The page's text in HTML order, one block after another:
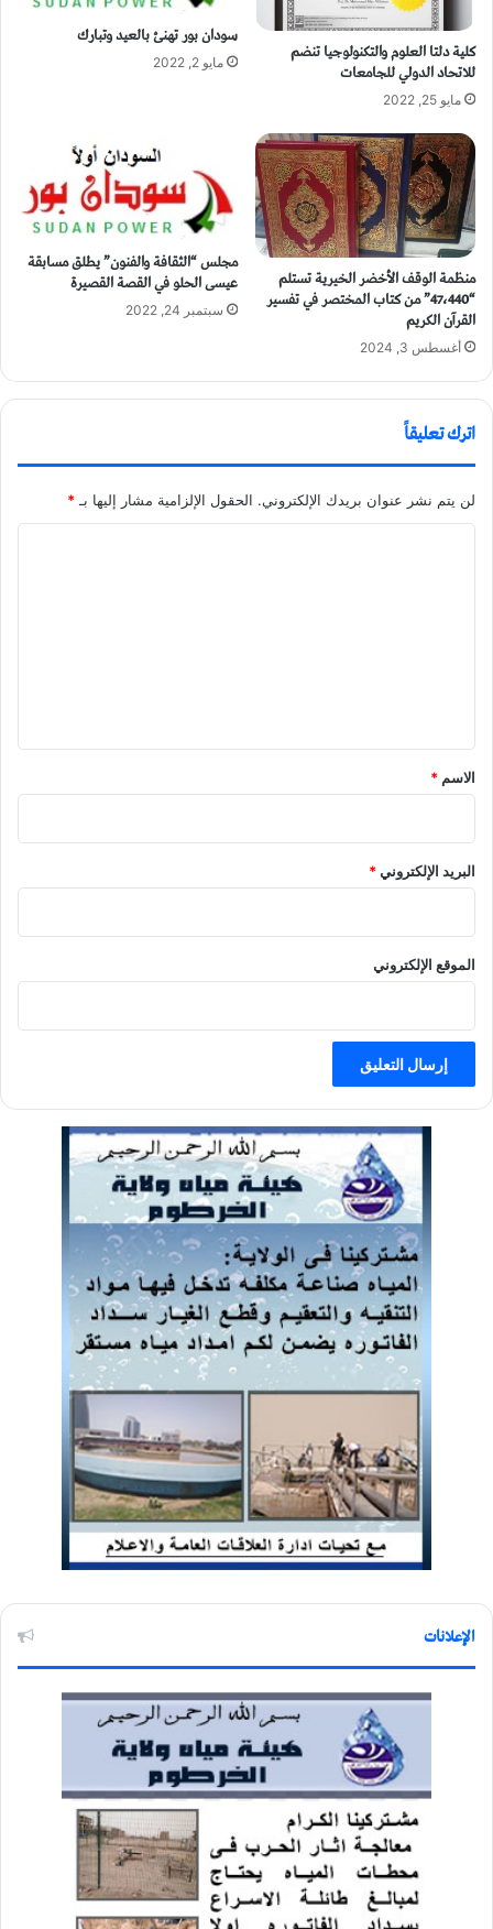
كلية دلتا العلوم والتكنولوجيا تنضم
للاتحاد الدولي للجامعات
مايو 25, 2022
سودان بور تهنئ بالعيد وتبارك
مايو 2, 2022
منظمة الوقف الأخضر الخيرية تستلم
“47،440” من كتاب المختصر في تفسير
القرآن الكريم
أغسطس 3, 2024
مجلس “الثقافة والفنون” يطلق مسابقة
عيسى الحلو في القصة القصيرة
سبتمبر 24, 2022
اترك تعليقاً
لن يتم نشر عنوان بريدك الإلكتروني. الحقول الإلزامية مشار إليها بـ*
الاسم *
البريد الإلكتروني*
الموقع الإلكتروني
الإعلانات